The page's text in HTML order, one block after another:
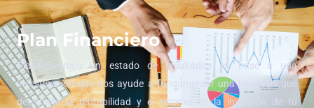
Plan Financiero
Planificaremos un estado de resultados en base a una
investigación que nos ayude a fundamentar una hipotesis que
determine la rentabilidad y el retorno de la inversión de tu